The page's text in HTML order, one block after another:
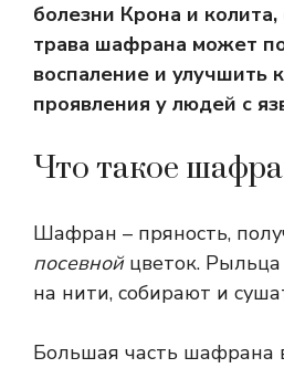
болезни Крона и
трава шафрана может
воспаление и улучшить
проявления у людей с
Что такое
Шафран – пряность,
посевнойцветок.
на нити, собирают и
Большая часть шафрана